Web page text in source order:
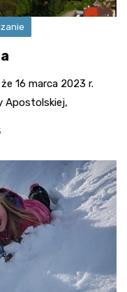
16 marca 2023 r.
Apostolskiej,